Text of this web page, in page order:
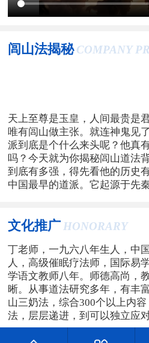
闾山法揭秘 COMPANY
天上至尊是玉皇，人间最贵是
唯有闾山做主张。就连神鬼见
派到底是个什么来头呢？他真
吗？今天就为你揭秘闾山道法
到底有多强，得先看他的历史
中国最早的道派。它起源于先
文化推广 HONORARY
丁老师，一九六八年生人，中
人，高级催眠疗法师，国际易
学语文教师八年。师德高尚，
晰。从事道法研究多年，有丰
山三奶法，综合300个以上内
法，层层递进，到可以独立应